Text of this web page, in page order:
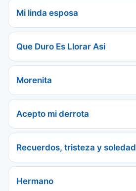
Mi linda esposa
Que Duro Es Llorar Asi
Morenita
Acepto mi derrota
Recuerdos, tristeza y soledad
Hermano